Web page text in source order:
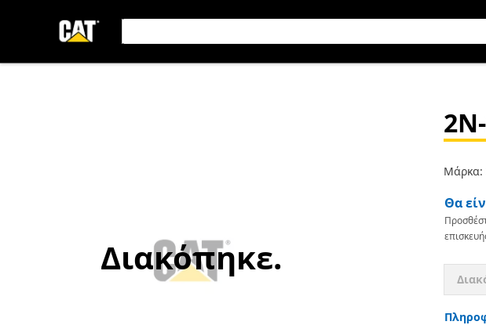
Διακόπηκε.
Μάρκα:
Θα